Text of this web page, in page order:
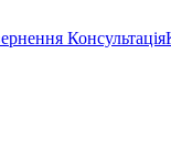
Консультація